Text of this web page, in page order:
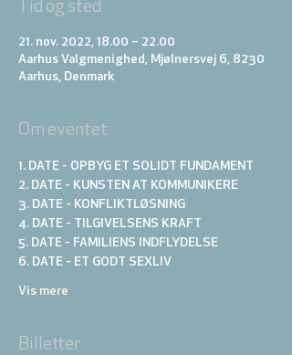
Tid og sted
21. nov. 2022, 18.00 – 22.00
Aarhus Valgmenighed, Mjølnersvej 6, 8230
Aarhus, Denmark
Om eventet
1. DATE - OPBYG ET SOLIDT FUNDAMENT
2. DATE - KUNSTEN AT KOMMUNIKERE
3. DATE - KONFLIKTLØSNING
4. DATE - TILGIVELSENS KRAFT
5. DATE - FAMILIENS INDFLYDELSE
6. DATE - ET GODT SEXLIV
Vis mere
Billetter